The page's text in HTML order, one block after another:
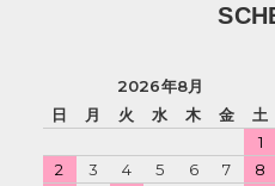
2026年8月
日
月 火 水 木 金
土
1
2
3 4 5 6 7
8